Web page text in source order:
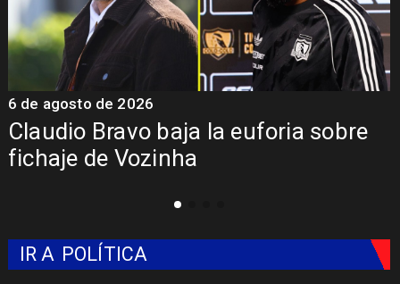
Bravo baja la euforia sobre
de Vozinha
de 2026
IR A POLÍTICA